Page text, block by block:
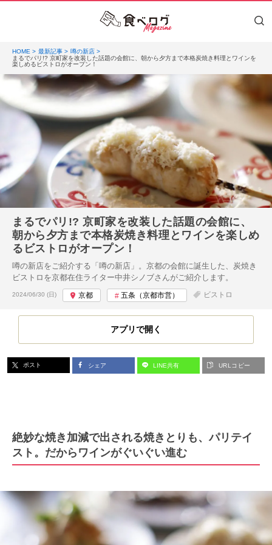
HOME 最新記事
噂の新店
まるでパリ!? 京町家を改装した話題の会館に、朝から夕方まで本格炭焼き料理とワインを
楽しめるビストロがオープン！
まるでパリ!? 京町家を改装した話題の会館に、
朝から夕方まで本格炭焼き料理とワインを楽しめ
るビストロがオープン！
噂の新店をご紹介する「噂の新店」。京都の会館に誕生した、炭焼き
ビストロを京都在住ライター中井シノブさんがご紹介します。
投稿日:
2024/06/30 (日) 京都 五条（京都市営） ビストロ
アプリで開く
ポスト シェア LINE共有 URLコピー
絶妙な焼き加減で出される焼きとりも、パリテイ
スト。だからワインがぐいぐい進む